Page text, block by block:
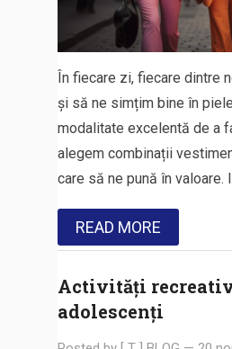
În fiecare zi, fiecare dintre
și să ne simțim bine în
modalitate excelentă de a
alegem combinații
care să ne pună în valoare.
READ MORE
Activități
adolescenți